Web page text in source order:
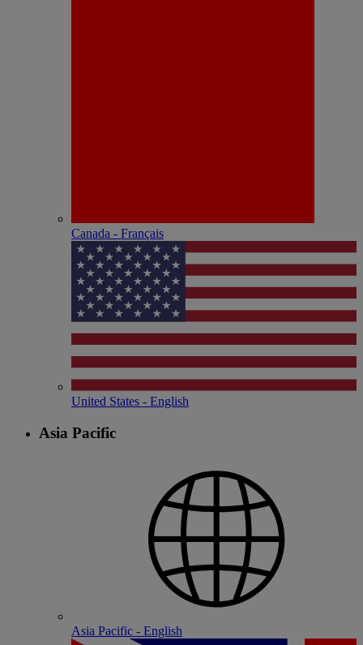
Canada - Français
United States - English
Asia Pacific
Asia Pacific - English